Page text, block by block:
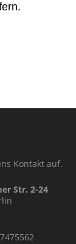
Kontakt auf.
Str. 2-24